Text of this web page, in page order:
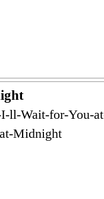
ll-Wait-for-You-
Midnight